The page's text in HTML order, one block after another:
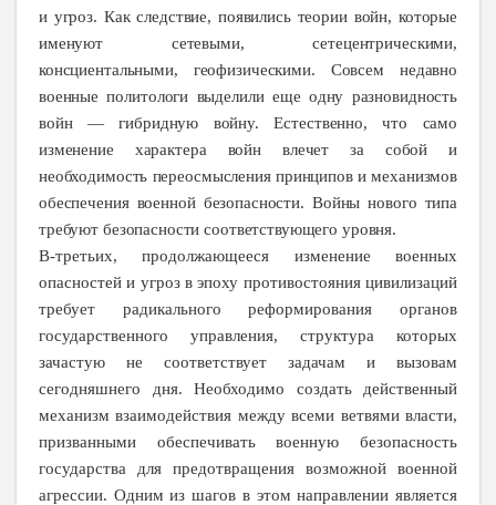
и угроз. Как следствие, появились теории войн, которые
именуют сетевыми, сетецентрическими,
консциентальными, геофизическими. Совсем недавно
военные политологи выделили еще одну разновидность
войн — гибридную войну. Естественно, что само
изменение характера войн влечет за собой и
необходимость переосмысления принципов и механизмов
обеспечения военной безопасности. Войны нового типа
требуют безопасности соответствующего уровня.
В-третьих, продолжающееся изменение военных
опасностей и угроз в эпоху противостояния цивилизаций
требует радикального реформирования органов
государственного управления, структура которых
зачастую не соответствует задачам и вызовам
сегодняшнего дня. Необходимо создать действенный
механизм взаимодействия между всеми ветвями власти,
призванными обеспечивать военную безопасность
государства для предотвращения возможной военной
агрессии. Одним из шагов в этом направлении является